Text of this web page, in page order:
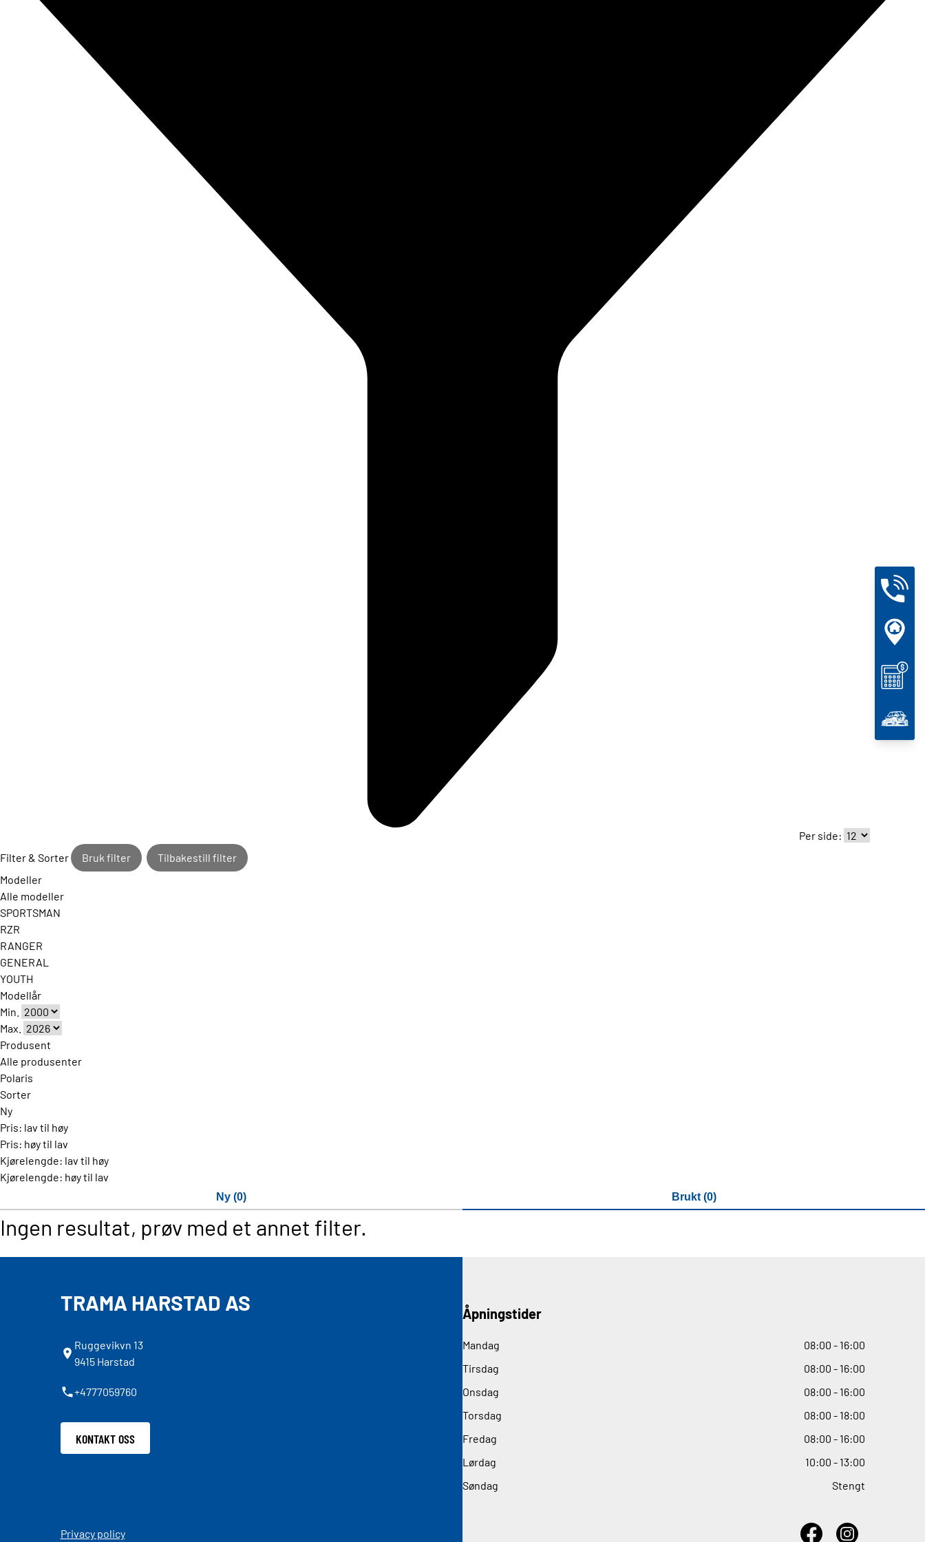
Per side:
Filter & Sorter
Bruk filter
Tilbakestill filter
Modeller
Alle modeller
SPORTSMAN
RZR
RANGER
GENERAL
YOUTH
Modellår
Min.
Max.
Produsent
Alle produsenter
Polaris
Sorter
Ny
Pris: lav til høy
Pris: høy til lav
Kjørelengde: lav til høy
Kjørelengde: høy til lav
Ny (0) Brukt (0)
Ingen resultat, prøv med et annet filter.
TRAMA HARSTAD AS
Ruggevikvn 13
9415 Harstad
+4777059760
KONTAKT OSS
Åpningstider
Mandag 08:00 - 16:00
Tirsdag
08:00 - 16:00
Onsdag
08:00 - 16:00
Torsdag
08:00 - 18:00
Fredag
08:00 - 16:00
Lørdag
10:00 - 13:00
Søndag
Stengt
Privacy policy